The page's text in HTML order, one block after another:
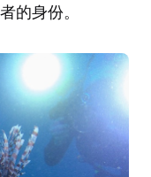
的身份。